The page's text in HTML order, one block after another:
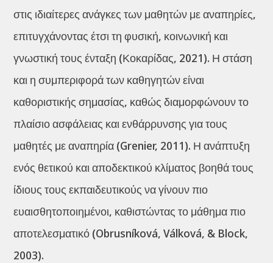
στις ιδιαίτερες ανάγκες των μαθητών με αναπηρίες,
επιτυγχάνοντας έτσι τη φυσική, κοινωνική και
γνωστική τους ένταξη (Κοκαρίδας, 2021). Η στάση
και η συμπεριφορά των καθηγητών είναι
καθοριστικής σημασίας, καθώς διαμορφώνουν το
πλαίσιο ασφάλειας και ενθάρρυνσης για τους
μαθητές με αναπηρία (Grenier, 2011). Η ανάπτυξη
ενός θετικού και αποδεκτικού κλίματος βοηθά τους
ίδιους τους εκπαιδευτικούς να γίνουν πιο
ευαισθητοποιημένοι, καθιστώντας το μάθημα πιο
αποτελεσματικό (Obrusníková, Válková, & Block,
2003).